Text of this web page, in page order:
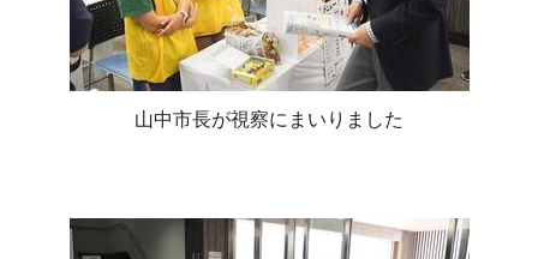
山中市長が視察にまいりました